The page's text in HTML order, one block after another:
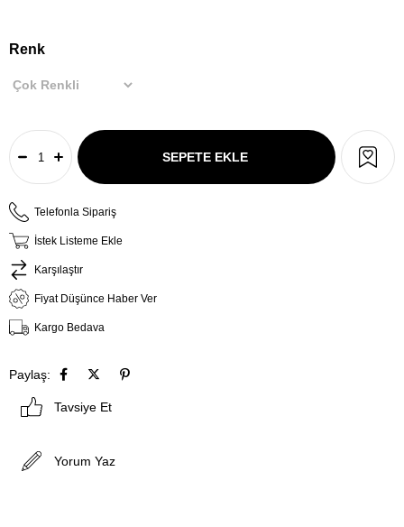
Renk
Telefonla Sipariş
İstek Listeme Ekle
Karşılaştır
Fiyat Düşünce Haber Ver
Kargo Bedava
Paylaş:
Tavsiye Et
Yorum Yaz